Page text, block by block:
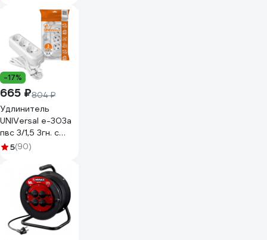
"МРК" 330222
-17%
665 ₽804 ₽
Удлинитель
UNIVersal е-303а
пвс 3/1,5 3гн. с
заземлением,
(еврослот) 1722
5(90)